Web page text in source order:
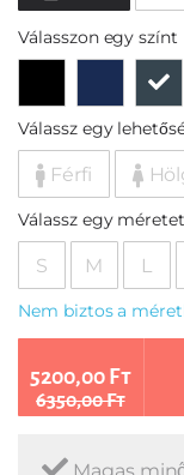
Válasszon egy színt
Válassz egy
Férfi
Válassz egy méretet
S M L
Nem biztos a
5200,00 Ft
6350,00 Ft